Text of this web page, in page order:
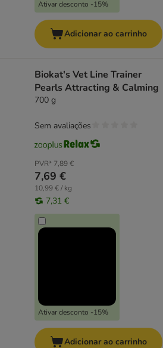
Ativar desconto -15%
Adicionar ao carrinho
Biokat's Vet Line Trainer
Pearls Attracting & Calming
700 g
PVR* 7,89 €
7,69 €
10,99 € / kg
7,31 €
Ativar desconto -15%
Sem avaliações
Adicionar ao carrinho